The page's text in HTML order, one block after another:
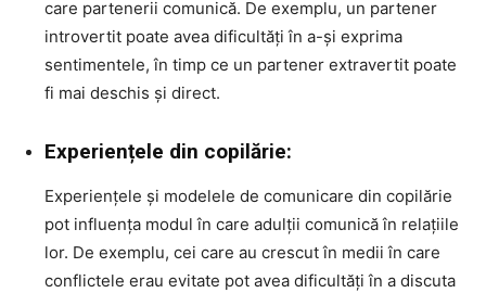
care partenerii comunică. De exemplu, un partener
introvertit poate avea dificultăți în a-și exprima
sentimentele, în timp ce un partener extravertit poate
fi mai deschis și direct.
Experiențele din copilărie:
Experiențele și modelele de comunicare din copilărie
pot influența modul în care adulții comunică în relațiile
lor. De exemplu, cei care au crescut în medii în care
conflictele erau evitate pot avea dificultăți în a discuta